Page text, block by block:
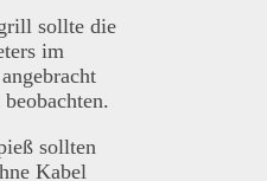
sollte die
im
sollten
Kabel